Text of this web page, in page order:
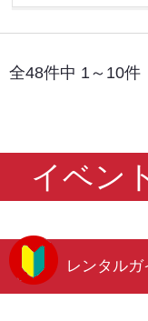
全48件中 1～10件
イベン
レンタルガ